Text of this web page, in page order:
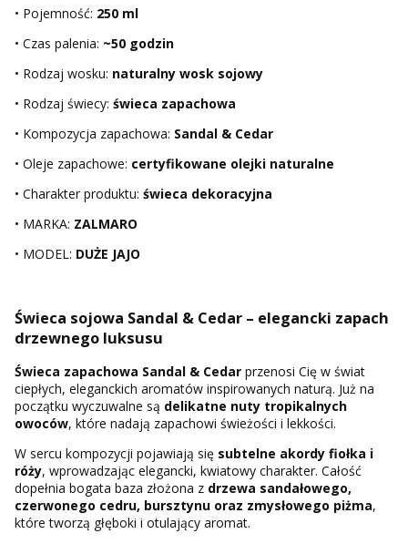
• Pojemność: 250 ml
• Czas palenia: ~50 godzin
• Rodzaj wosku: naturalny wosk sojowy
• Rodzaj świecy: świeca zapachowa
• Kompozycja zapachowa: Sandal & Cedar
• Oleje zapachowe: certyfikowane olejki naturalne
• Charakter produktu: świeca dekoracyjna
• MARKA: ZALMARO
• MODEL: DUŻE JAJO
Świeca sojowa Sandal & Cedar – elegancki zapach
drzewnego luksusu
Świeca zapachowa Sandal & Cedar przenosi Cię w świat
ciepłych, eleganckich aromatów inspirowanych naturą. Już na
początku wyczuwalne są delikatne nuty tropikalnych
owoców, które nadają zapachowi świeżości i lekkości.
W sercu kompozycji pojawiają się subtelne akordy fiołka i
róży, wprowadzając elegancki, kwiatowy charakter. Całość
dopełnia bogata baza złożona z drzewa sandałowego,
czerwonego cedru, bursztynu oraz zmysłowego piżma,
które tworzą głęboki i otulający aromat.